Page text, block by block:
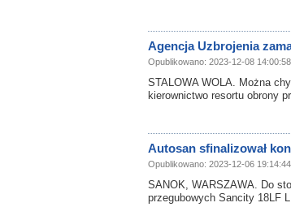
Agencja Uzbrojenia
Opublikowano: 2023-12-08
STALOWA WOLA. Można
kierownictwo resortu obrony
Autosan sfinalizował
Opublikowano: 2023-12-06
SANOK, WARSZAWA. Do
przegubowych Sancity 18LF